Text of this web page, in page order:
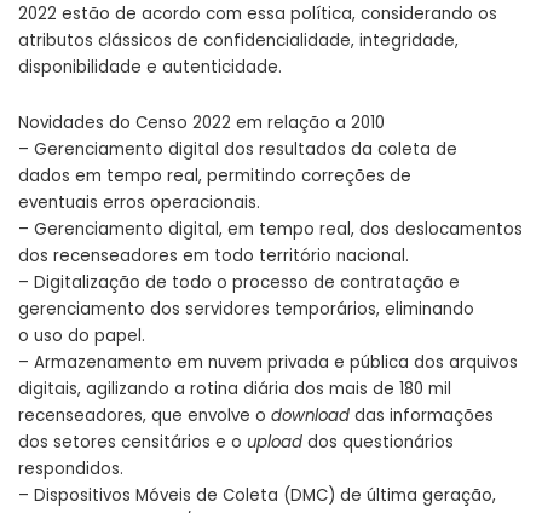
2022 estão de acordo com essa política, considerando os
atributos clássicos de confidencialidade, integridade,
disponibilidade e autenticidade.
Novidades do Censo 2022 em relação a 2010
– Gerenciamento digital dos resultados da coleta de
dados em tempo real, permitindo correções de
eventuais erros operacionais.
– Gerenciamento digital, em tempo real, dos deslocamentos
dos recenseadores em todo território nacional.
– Digitalização de todo o processo de contratação e
gerenciamento dos servidores temporários, eliminando
o uso do papel.
– Armazenamento em nuvem privada e pública dos arquivos
digitais, agilizando a rotina diária dos mais de 180 mil
recenseadores, que envolve o download das informações
dos setores censitários e o upload dos questionários
respondidos.
– Dispositivos Móveis de Coleta (DMC) de última geração,